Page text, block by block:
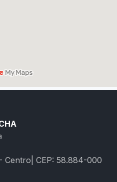
Centro| CEP: 58.884-000